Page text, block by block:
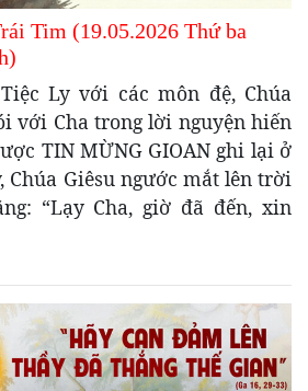
Tim (19.05.2026 Thứ ba
Ly với các môn đệ, Chúa
với Cha trong lời nguyện hiến
TIN MỪNG GIOAN ghi lại ở
Chúa Giêsu ngước mắt lên trời
“Lạy Cha, giờ đã đến, xin